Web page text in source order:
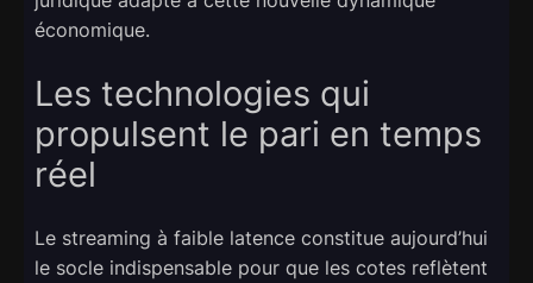
économique.
Les technologies qui
propulsent le pari en temps
réel
Le streaming à faible latence constitue aujourd’hui
le socle indispensable pour que les cotes reflètent